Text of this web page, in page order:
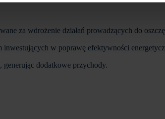
za wdrożenie działań prowadzących do
w poprawę efektywności
dodatkowe przychody.